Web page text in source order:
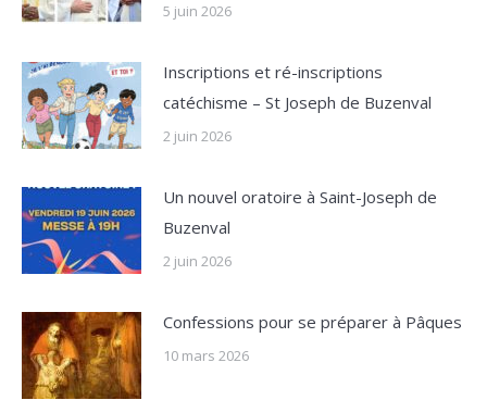
5 juin 2026
Inscriptions et ré-inscriptions
catéchisme – St Joseph de Buzenval
2 juin 2026
Un nouvel oratoire à Saint-Joseph de
Buzenval
2 juin 2026
Confessions pour se préparer à Pâques
10 mars 2026